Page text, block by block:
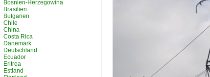
Bosnien-Herzegowina
Brasilien
Bulgarien
Chile
China
Costa Rica
Dänemark
Deutschland
Ecuador
Eritrea
Estland